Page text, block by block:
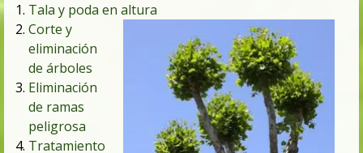
Tala y poda en altura
Corte y
eliminación
de árboles
Eliminación
de ramas
peligrosa
Tratamiento